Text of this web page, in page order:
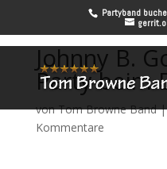
Partyband
Johnny B.
Party beim
vonTom Browne Band
Kommentare